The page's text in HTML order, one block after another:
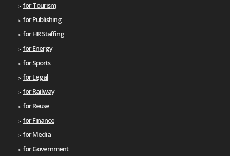
for Tourism
for Publishing
for HR Staffing
for Energy
for Sports
for Legal
for Railway
for Reuse
for Finance
for Media
for Government